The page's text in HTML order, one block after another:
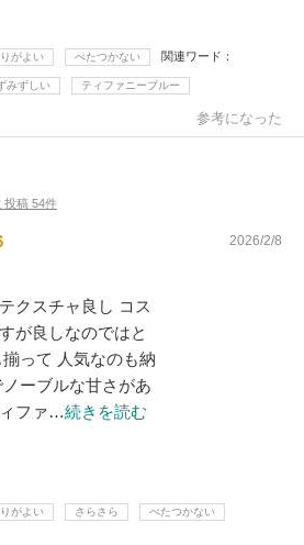
がよい べたつかない 関連ワード
みずしい ティファニーブルー
参考になった
投稿 54件
2026/2/8
クスチャ良し コス
が良しなのではと
って 人気なのも納
ーブルな甘さがあ
ファ…続きを読む
がよい さらさら べたつかない